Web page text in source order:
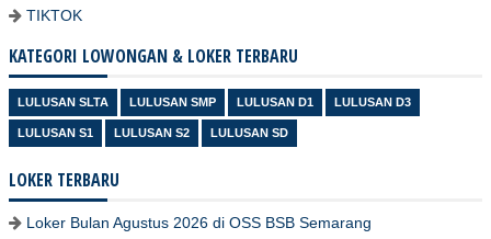
TIKTOK
KATEGORI LOWONGAN & LOKER TERBARU
LULUSAN SLTA LULUSAN SMP LULUSAN D1 LULUSAN D3
LULUSAN S1 LULUSAN S2 LULUSAN SD
LOKER TERBARU
Loker Bulan Agustus 2026 di OSS BSB Semarang